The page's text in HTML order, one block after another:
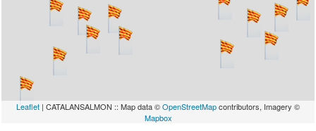
Leaflet | CATALANSALMON :: Map data ©OpenStreetMapcontributors, Imagery ©
Mapbox